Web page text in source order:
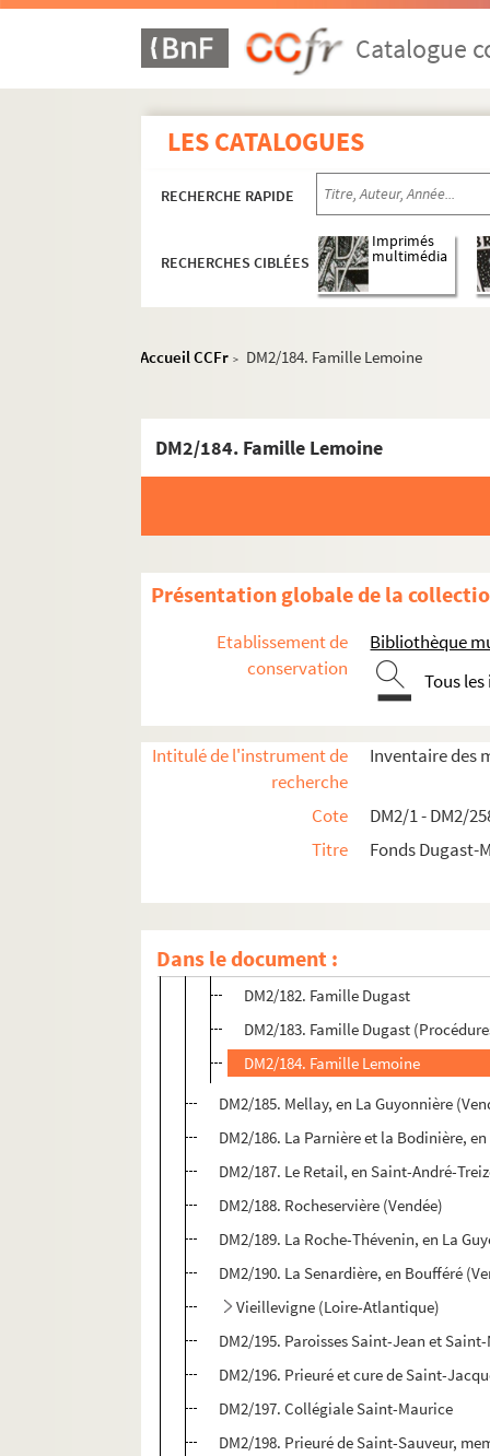
Catalogue
LES CATALOGUES
RECHERCHE RAPIDE
RECHERCHES CIBLÉES
Imprimés
multimédia
Accueil CCFr > DM2/184. Famille Lemoine
DM2/184. Famille Lemoine
Présentation globale de la
Etablissement de
conservation
Bibliothèque
Tous
Intitulé de l'instrument de
recherche
Inventaire des
Cote
DM2/1 - DM2/
Titre
Fonds Dugast-
Dans le document :
Première partie - Documents antérieurs à la
Chartriers divers
Villes
Montaigu
DM2/170. Comptes
DM2/172. Actes passés sous la
DM2/173. Titres de propriété des
DM2/175. Procès des seigneurs
La Bégaudière, en Saint-Sulpice-le-
DM2/178. Le Bois-de-Chollet, en
DM2/179. Le Haut-Bois, en Montaigu
DM2/180. Famille Guilloux
DM2/181. Famille Renaudineau
DM2/182. Famille Dugast
DM2/183. Famille Dugast
DM2/184. Famille Lemoine
DM2/185. Mellay, en La Guyonnière
DM2/186. La Parnière et la Bodinière,
DM2/187. Le Retail, en Saint-André-
DM2/188. Rocheservière (Vendée)
DM2/189. La Roche-Thévenin, en La
DM2/190. La Senardière, en Boufféré
Vieillevigne (Loire-Atlantique)
DM2/195. Paroisses Saint-Jean et
DM2/196. Prieuré et cure de Saint-
DM2/197. Collégiale Saint-Maurice
DM2/198. Prieuré de Saint-Sauveur,